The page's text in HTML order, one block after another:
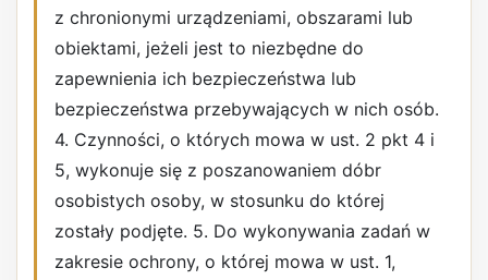
z chronionymi urządzeniami, obszarami lub
obiektami, jeżeli jest to niezbędne do
zapewnienia ich bezpieczeństwa lub
bezpieczeństwa przebywających w nich osób.
4. Czynności, o których mowa w ust. 2 pkt 4 i
5, wykonuje się z poszanowaniem dóbr
osobistych osoby, w stosunku do której
zostały podjęte. 5. Do wykonywania zadań w
zakresie ochrony, o której mowa w ust. 1,